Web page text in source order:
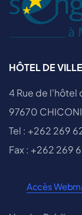
HÔTEL DE VILLE
4 Rue de l'hôtel
97670 CHICONI
Tel : +262 269
Fax : +262 269
Accès